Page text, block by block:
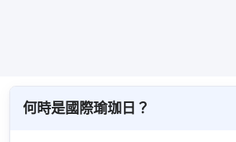
何時是國際瑜珈日？